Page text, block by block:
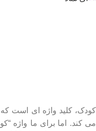
کودک، کلید واژه ای است
می کند. اما برای ما واژه